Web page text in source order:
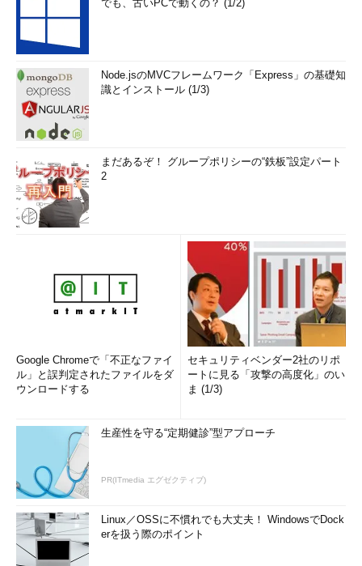
でも、古いPCで動くの？ (1/2)
Node.jsのMVCフレームワーク「Express」の基礎知
識とインストール (1/3)
まだあるぞ！ グループポリシーの“鉄板”設定パート
2
Google Chromeで「不正なファイ
ル」と誤判定されたファイルをダ
ウンロードする
セキュリティベンダー2社のリポ
ートに見る「攻撃の高度化」のい
ま (1/3)
生産性を守る“定期健診”型アプローチ
PR(ITmedia エグゼクティブ)
Linux／OSSに不慣れでも大丈夫！ WindowsでDock
erを扱う際のポイント